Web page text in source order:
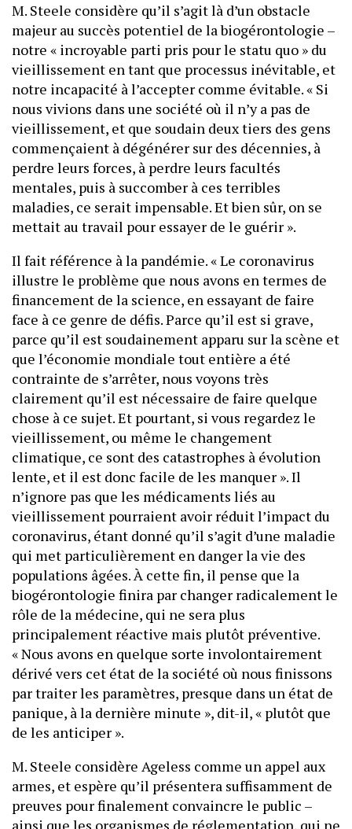
M. Steele considère qu’il s’agit là d’un obstacle
majeur au succès potentiel de la biogérontologie –
notre « incroyable parti pris pour le statu quo » du
vieillissement en tant que processus inévitable, et
notre incapacité à l’accepter comme évitable. « Si
nous vivions dans une société où il n’y a pas de
vieillissement, et que soudain deux tiers des gens
commençaient à dégénérer sur des décennies, à
perdre leurs forces, à perdre leurs facultés
mentales, puis à succomber à ces terribles
maladies, ce serait impensable. Et bien sûr, on se
mettait au travail pour essayer de le guérir ».
Il fait référence à la pandémie. « Le coronavirus
illustre le problème que nous avons en termes de
financement de la science, en essayant de faire
face à ce genre de défis. Parce qu’il est si grave,
parce qu’il est soudainement apparu sur la scène et
que l’économie mondiale tout entière a été
contrainte de s’arrêter, nous voyons très
clairement qu’il est nécessaire de faire quelque
chose à ce sujet. Et pourtant, si vous regardez le
vieillissement, ou même le changement
climatique, ce sont des catastrophes à évolution
lente, et il est donc facile de les manquer ». Il
n’ignore pas que les médicaments liés au
vieillissement pourraient avoir réduit l’impact du
coronavirus, étant donné qu’il s’agit d’une maladie
qui met particulièrement en danger la vie des
populations âgées. À cette fin, il pense que la
biogérontologie finira par changer radicalement le
rôle de la médecine, qui ne sera plus
principalement réactive mais plutôt préventive.
« Nous avons en quelque sorte involontairement
dérivé vers cet état de la société où nous finissons
par traiter les paramètres, presque dans un état de
panique, à la dernière minute », dit-il, « plutôt que
de les anticiper ».
M. Steele considère Ageless comme un appel aux
armes, et espère qu’il présentera suffisamment de
preuves pour finalement convaincre le public –
ainsi que les organismes de réglementation, qui ne